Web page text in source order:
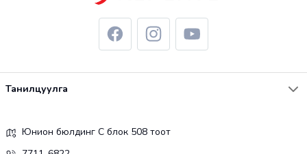
Танилцуулга
Юнион бюлдинг С блок 508 тоот